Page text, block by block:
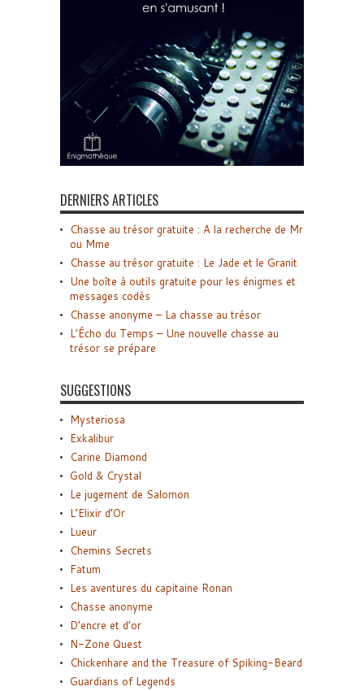
DERNIERS ARTICLES
Chasse au trésor gratuite : A la recherche de Mr
ou Mme
Chasse au trésor gratuite : Le Jade et le Granit
Une boîte à outils gratuite pour les énigmes et
messages codés
Chasse anonyme – La chasse au trésor
L’Écho du Temps – Une nouvelle chasse au
trésor se prépare
SUGGESTIONS
Mysteriosa
Exkalibur
Carine Diamond
Gold & Crystal
Le jugement de Salomon
L’Elixir d’Or
Lueur
Chemins Secrets
Fatum
Les aventures du capitaine Ronan
Chasse anonyme
D’encre et d’or
N-Zone Quest
Chickenhare and the Treasure of Spiking-Beard
Guardians of Legends